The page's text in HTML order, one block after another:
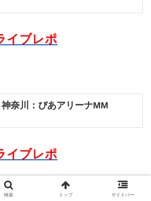
イブレポ
奈川：ぴあアリーナMM
イブレポ
検索 トップ サイドバー